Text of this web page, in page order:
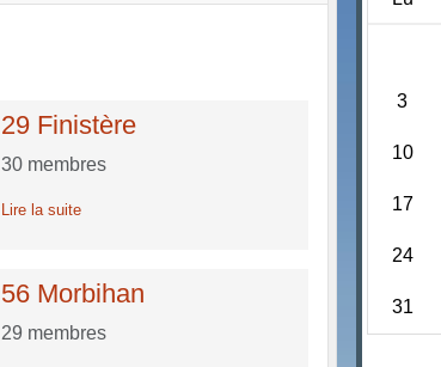
29 Finistère
30membres
Lire la suite
56 Morbihan
29 membres
3
10
17
24
31